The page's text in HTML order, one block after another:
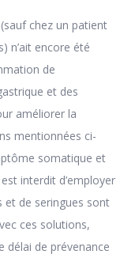
chez un patient
n’ait encore été
de
et des
améliorer la
mentionnées ci-
somatique et
interdit d’employer
et de seringues sont
ces solutions,
délai de prévenance